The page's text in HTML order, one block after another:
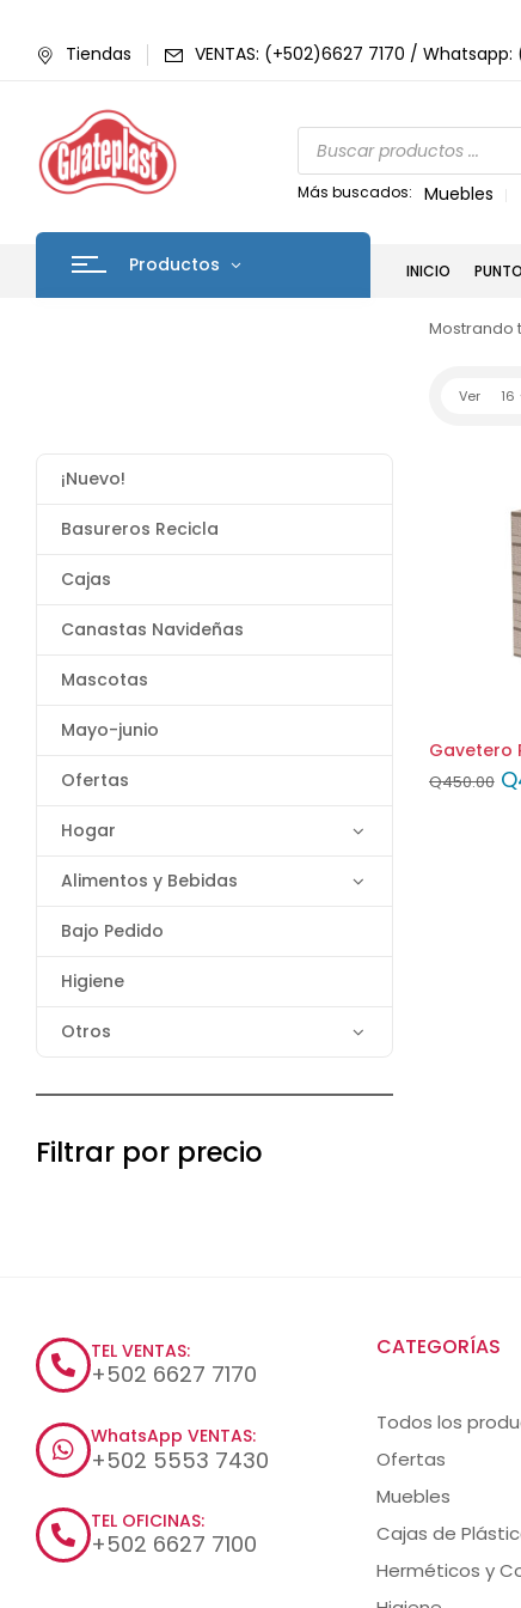
Tiendas VENTAS: (+502)6627 7170 /
Más buscados: Muebles
Productos INICIO
¡Nuevo!
Basureros Recicla
Cajas
Canastas Navideñas
Mascotas
Mayo-junio
Ofertas
Hogar
Alimentos y Bebidas
Bajo Pedido
Higiene
Otros
Filtrar por precio
Mostrando
Ver 16
Gavetero
Q450.00 Q
TEL VENTAS:
+502 6627 7170
WhatsApp VENTAS:
+502 5553 7430
TEL OFICINAS:
+502 6627 7100
CATEGORÍAS
Todos los
Ofertas
Muebles
Cajas de
Herméticos y